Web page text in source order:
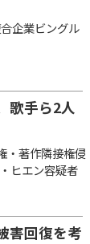
企業ビングル
歌手ら2人
・著作隣接権侵
ヒエン容疑者
害回復を考